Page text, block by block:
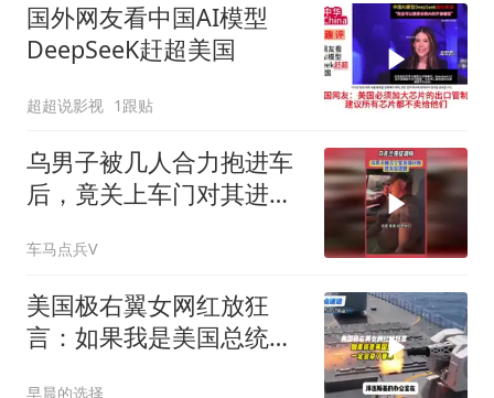
国外网友看中国AI模型
DeepSeeK赶超美国
超超说影视 1跟贴
乌男子被几人合力抱进车
后，竟关上车门对其进行
车马点兵V
美国极右翼女网红放狂
言：如果我是美国总统，
早晨的选择